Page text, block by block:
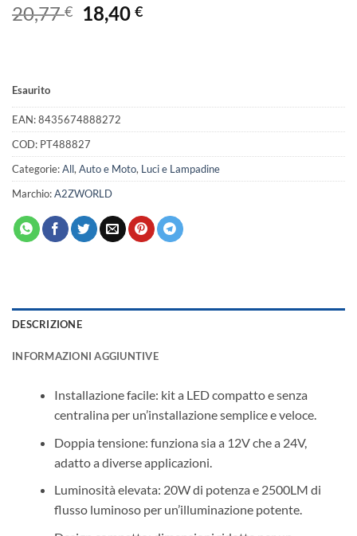
20,77€
Il
prezzo
18,40€Il
Esaurito
EAN:8435674888272
COD: PT488827
Categorie:All, Auto e Moto, Luci e Lampadine
Marchio:A2ZWORLD
DESCRIZIONE
INFORMAZIONI AGGIUNTIVE
Installazione facile: kit a LED compatto e senza
centralina per un’installazione semplice e veloce.
Doppia tensione: funziona sia a 12V che a 24V,
adatto a diverse applicazioni.
Luminosità elevata: 20W di potenza e 2500LM di
flusso luminoso per un’illuminazione potente.